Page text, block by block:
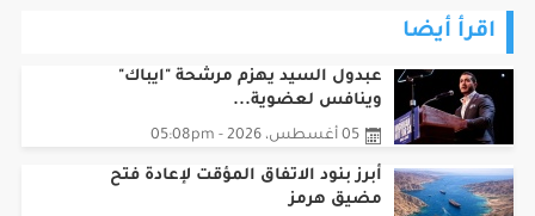
وينافس لعضوية...
05 أغسطس، 2026 - 05:08pm
أبرز بنود الاتفاق المؤقت لإعادة فتح
مضيق هرمز
05 أغسطس، 2026 - 09:08am